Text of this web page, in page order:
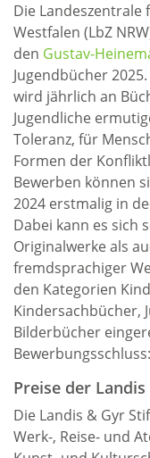
Die
Westfalen (LbZ
den Gustav-
Jugendbücher
wird jährlich an
Jugendliche
Toleranz, für
Formen der
Bewerben können
2024 erstmalig in
Dabei kann es sich
Originalwerke als
fremdsprachiger
den Kategorien
Kindersachbücher,
Bilderbücher
Preise der
Die Landis & Gyr
Werk-, Reise- und